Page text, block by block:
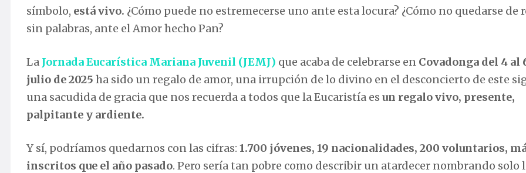
símbolo, está vivo. ¿Cómo puede no estremecerse uno ante esta locura? ¿Cómo no quedarse de
sin palabras, ante el Amor hecho Pan?
La Jornada Eucarística Mariana Juvenil (JEMJ) que acaba de celebrarse en Covadonga del 4 al
julio de 2025 ha sido un regalo de amor, una irrupción de lo divino en el desconcierto de este
una sacudida de gracia que nos recuerda a todos que la Eucaristía es un regalo vivo, presente,
palpitante y ardiente.
Y sí, podríamos quedarnos con las cifras: 1.700 jóvenes, 19 nacionalidades, 200 voluntarios,
inscritos que el año pasado. Pero sería tan pobre como describir un atardecer nombrando solo